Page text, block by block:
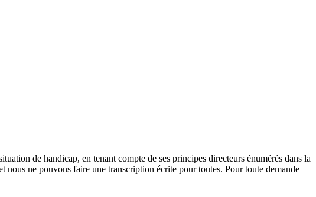
de handicap, en tenant compte de ses principes directeurs énumérés dans la
nous ne pouvons faire une transcription écrite pour toutes. Pour toute demande